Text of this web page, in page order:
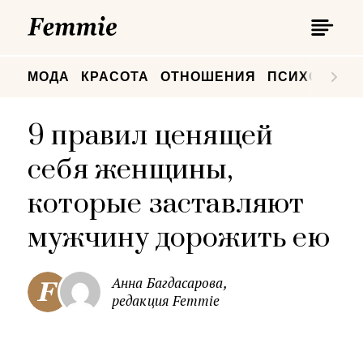
МОДА КРАСОТА ОТНОШЕНИЯ
9 правил ценящей
себя женщины,
которые заставляют
мужчину дорожить ею
Анна Багдасарова,
редакция Femmie